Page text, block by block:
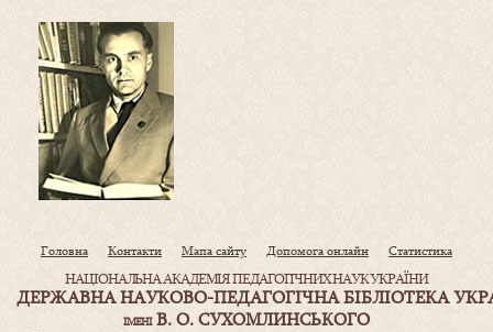
Головна Контакти Мапа сайту Допомога онлайн Статистика
НАЦІОНАЛЬНА АКАДЕМІЯ ПЕДАГОГІЧНИХ НАУК УКРАЇНИ
ДЕРЖАВНА НАУКОВО-ПЕДАГОГІЧНА БІБЛІОТЕКА
ІМЕНІВ. О. СУХОМЛИНСЬКОГО